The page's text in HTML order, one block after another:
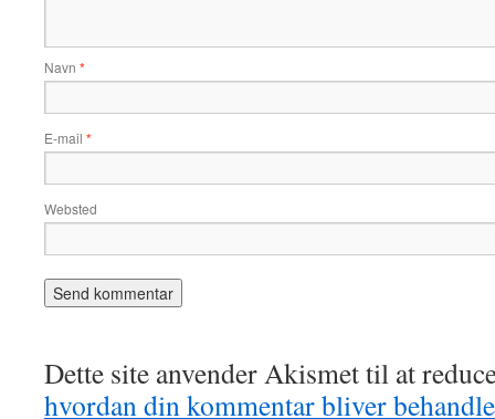
Navn *
E-mail *
Websted
Dette site anvender Akismet til at
hvordan din kommentar bliver